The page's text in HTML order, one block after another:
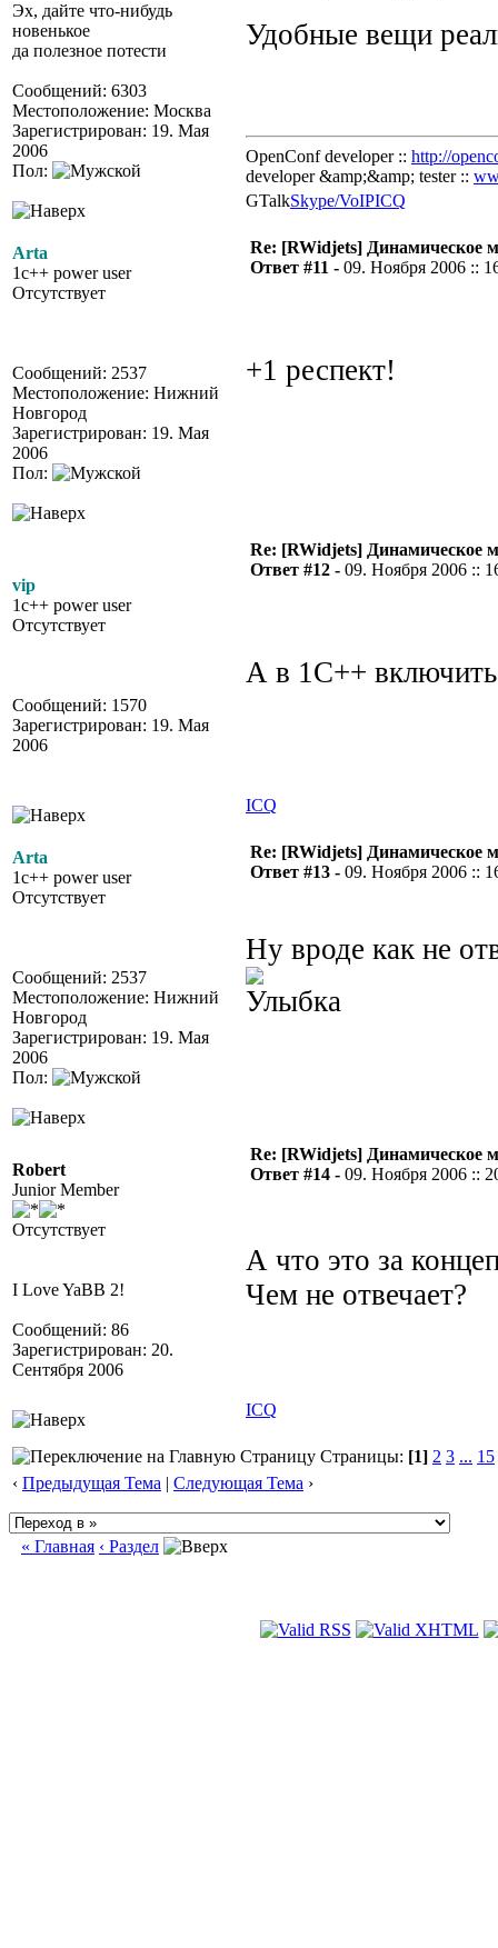
Эх, дайте что-нибудь
новенькое
да полезное потести
Сообщений: 6303
Местоположение: Москва
Зарегистрирован: 19. Мая
2006
Пол:
Удобные вещи
OpenConf developer :: http://
developer &amp;&amp; tester ::
GTalkSkype/VoIPICQ
Arta
1c++ power user
Отсутствует
Сообщений: 2537
Местоположение: Нижний
Новгород
Зарегистрирован: 19. Мая
2006
Пол:
Re: [RWidjets] Динамическое
Ответ #11 - 09. Ноября 2006 ::
+1 респект!
vip
1c++ power user
Отсутствует
Сообщений: 1570
Зарегистрирован: 19. Мая
2006
Re: [RWidjets] Динамическое
Ответ #12 - 09. Ноября 2006 ::
А в 1С++
ICQ
Arta
1c++ power user
Отсутствует
Сообщений: 2537
Местоположение: Нижний
Новгород
Зарегистрирован: 19. Мая
2006
Пол:
Re: [RWidjets] Динамическое
Ответ #13 - 09. Ноября 2006 ::
Ну вроде как не
Robert
Junior Member
Отсутствует
I Love YaBB 2!
Сообщений: 86
Зарегистрирован: 20.
Сентября 2006
Re: [RWidjets] Динамическое
Ответ #14 - 09. Ноября 2006 ::
А что это за
Чем не отвечает?
ICQ
Страницы: [1] 2 3 ... 15
‹ Предыдущая Тема | Следующая Тема ›
« Главная ‹ Раздел